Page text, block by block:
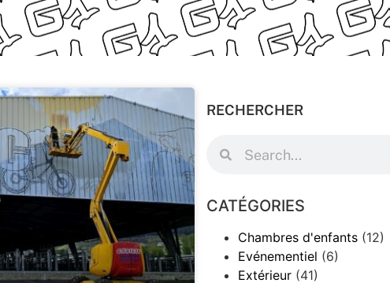
RECHERCHER
CATÉGORIES
Chambres d'enfants (12)
Evénementiel (6)
Extérieur (41)